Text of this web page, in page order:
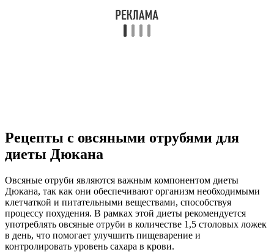
Рецепты с овсяными отрубями для
диеты Дюкана
Овсяные отруби являются важным компонентом диеты
Дюкана, так как они обеспечивают организм необходимыми
клетчаткой и питательными веществами, способствуя
процессу похудения. В рамках этой диеты рекомендуется
употреблять овсяные отруби в количестве 1,5 столовых ложек
в день, что помогает улучшить пищеварение и
контролировать уровень сахара в крови.